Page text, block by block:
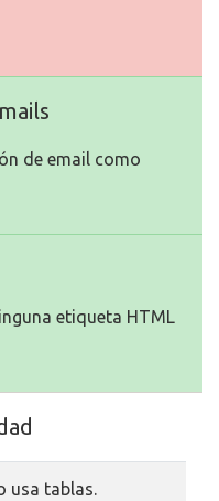
de email como
etiqueta HTML
usa tablas.